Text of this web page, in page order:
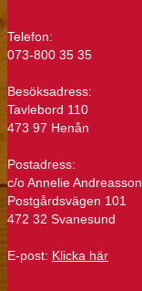
Telefon:
073-800 35 35
Besöksadress:
Tavlebord 110
473 97 Henån
Postadress:
c/o Annelie Andreasson
Postgårdsvägen 101
472 32 Svanesund
E-post: Klicka här